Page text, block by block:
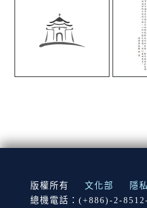
:::
版權所有 文化部 隱
總機電話：(+886)-2-